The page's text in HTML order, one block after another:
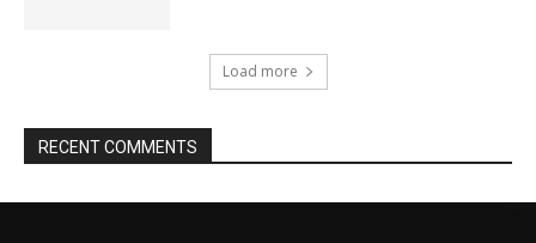
Load more
RECENT COMMENTS